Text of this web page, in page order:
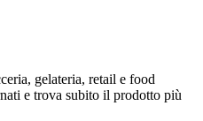
gelateria, retail e food
e trova subito il prodotto più